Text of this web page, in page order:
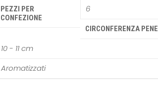
PEZZI PER
CONFEZIONE
6
CIRCONFERENZA PENE
10 - 11 cm
Aromatizzati